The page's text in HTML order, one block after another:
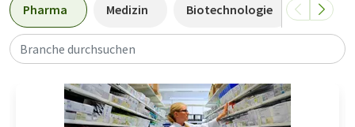
Pharma Medizin Biotechnologie Chemie
Branche durchsuchen